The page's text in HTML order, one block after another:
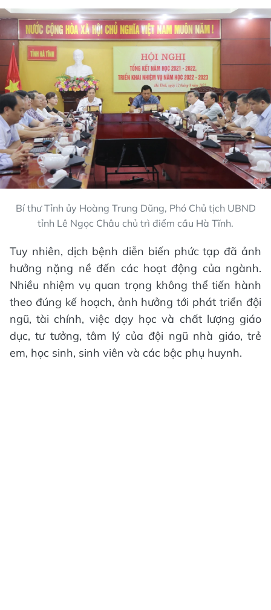
Bí thư Tỉnh ủy Hoàng Trung Dũng, Phó Chủ tịch UBND
tỉnh Lê Ngọc Châu chủ trì điểm cầu Hà Tĩnh.
Tuy nhiên, dịch bệnh diễn biến phức tạp đã ảnh
hưởng nặng nề đến các hoạt động của ngành.
Nhiều nhiệm vụ quan trọng không thể tiến hành
theo đúng kế hoạch, ảnh hưởng tới phát triển đội
ngũ, tài chính, việc dạy học và chất lượng giáo
dục, tư tưởng, tâm lý của đội ngũ nhà giáo, trẻ
em, học sinh, sinh viên và các bậc phụ huynh.